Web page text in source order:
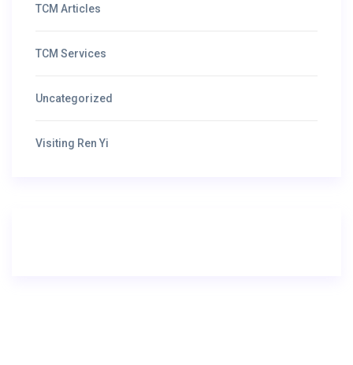
TCM Articles
TCM Services
Uncategorized
Visiting Ren Yi